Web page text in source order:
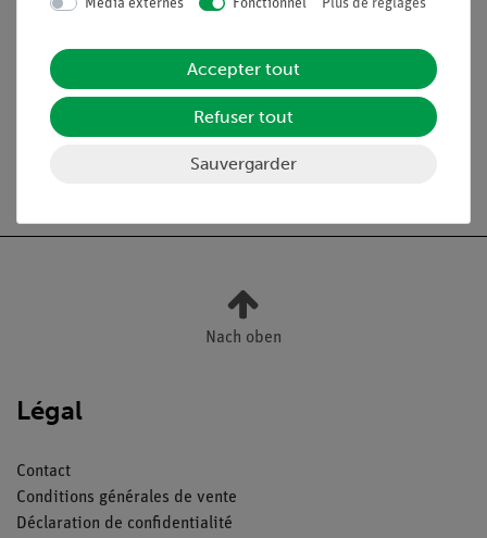
Pointes pour pipettes 50-
47148-
47148-09
Nach oben
Légal
Contact
Conditions générales de vente
Déclaration de confidentialité
Média externes Fonctionnel Plus de réglages
Accepter tout
Refuser tout
Sauvergarder